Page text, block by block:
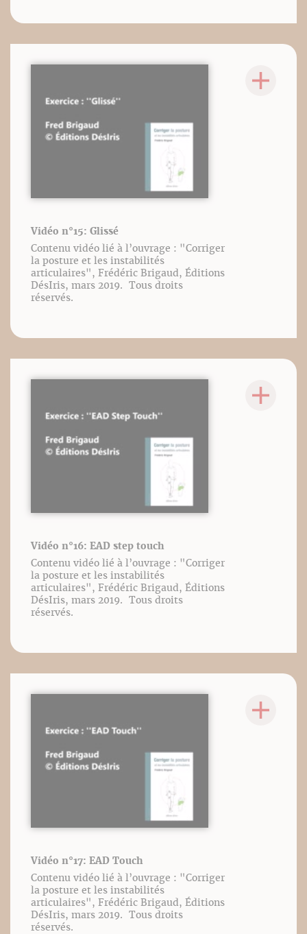
Vidéo n°15: Glissé
Contenu vidéo lié à l’ouvrage : "Corriger
la posture et les instabilités
articulaires", Frédéric Brigaud, Éditions
DésIris, mars 2019. Tous droits
réservés.
Vidéo n°16: EAD step touch
Contenu vidéo lié à l’ouvrage : "Corriger
la posture et les instabilités
articulaires", Frédéric Brigaud, Éditions
DésIris, mars 2019. Tous droits
réservés.
Vidéo n°17: EAD Touch
Contenu vidéo lié à l’ouvrage : "Corriger
la posture et les instabilités
articulaires", Frédéric Brigaud, Éditions
DésIris, mars 2019. Tous droits
réservés.